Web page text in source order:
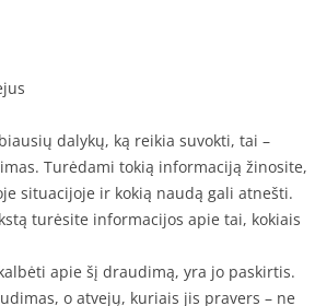
dalykų, ką reikia suvokti, tai –
Turėdami tokią informaciją žinosite,
situacijoje ir kokią naudą gali atnešti.
turėsite informacijos apie tai, kokiais
apie šį draudimą, yra jo paskirtis.
o atvejų, kuriais jis pravers – ne